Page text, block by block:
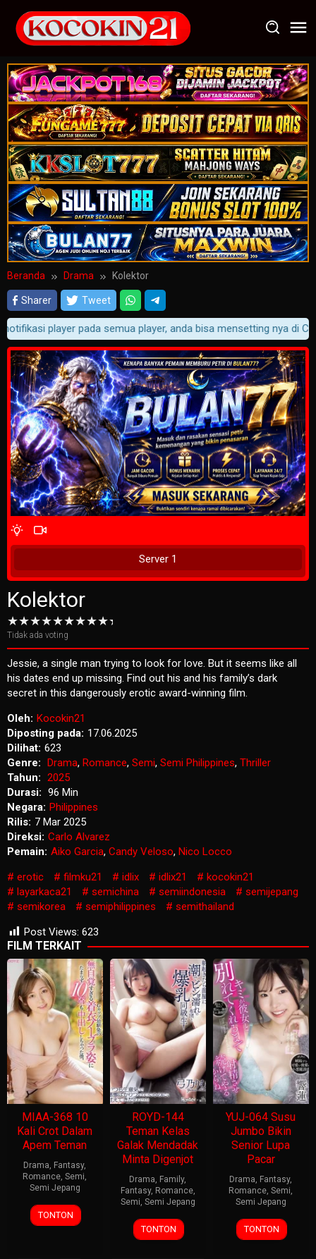
konten
Beranda Drama Kolektor
Sharer Tweet
player pada semua player, anda bisa mensetting nya di
Tunggu 2 Detik
4 Wait Time
Server 1
Kolektor
Tidak ada voting
Jessie, a single man trying to look for love. But it seems like all
his dates end up missing. Find out his and his family’s dark
secret in this dangerously erotic award-winning film.
Oleh: Kocokin21
Diposting pada: 17.06.2025
Dilihat: 623
Genre:
Drama, Romance, Semi, Semi Philippines, Thriller
Tahun: 2025
Durasi: 96 Min
Negara: Philippines
Rilis: 7 Mar 2025
Direksi: Carlo Alvarez
Pemain: Aiko Garcia, Candy Veloso, Nico Locco
erotic
filmku21 idlix idlix21
kocokin21
layarkaca21
semichina semiindonesia
semijepang
semikorea
semiphilippines
semithailand
Post Views: 623
FILM TERKAIT
MIAA-368 10
Kali Crot Dalam
Apem Teman
Drama, Fantasy,
Romance,Semi,
Semi Jepang
TONTON
ROYD-144
Teman Kelas
Galak Mendadak
Minta Digenjot
Drama, Family,
Fantasy, Romance,
Semi, Semi Jepang
TONTON
YUJ-064 Susu
Jumbo Bikin
Senior Lupa
Pacar
Drama, Fantasy,
Romance,Semi,
Semi Jepang
TONTON